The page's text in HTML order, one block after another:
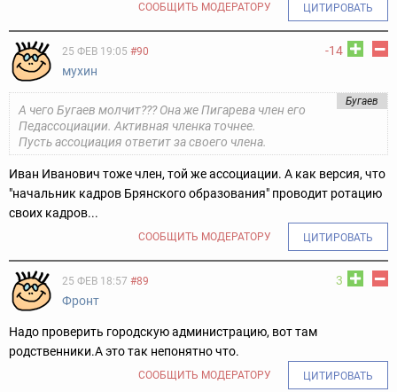
СООБЩИТЬ МОДЕРАТОРУ ЦИТИРОВАТЬ
-14
25 ФЕВ 19:05 #90
мухин
Бугаев
А чего Бугаев молчит??? Она же Пигарева член его
Педассоциации. Активная членка точнее.
Пусть ассоциация ответит за своего члена.
Иван Иванович тоже член, той же ассоциации. А как версия, что
"начальник кадров Брянского образования" проводит ротацию
своих кадров...
СООБЩИТЬ МОДЕРАТОРУ ЦИТИРОВАТЬ
3
25 ФЕВ 18:57 #89
Фронт
Надо проверить городскую администрацию, вот там
родственники.А это так непонятно что.
СООБЩИТЬ МОДЕРАТОРУ ЦИТИРОВАТЬ